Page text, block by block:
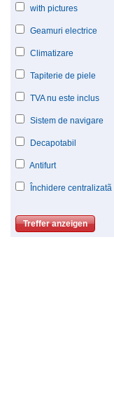
with pictures
Geamuri electrice
Climatizare
Tapiterie de piele
TVA nu este inclus
Sistem de navigare
Decapotabil
Antifurt
Închidere centralizatã